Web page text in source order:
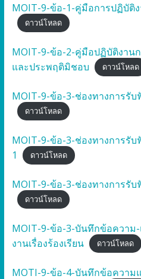
MOIT-9-ข้อ-1-คู่มือการปฏิบัติง
ดาวน์โหลด
MOIT-9-ข้อ-2-คู่มือปฏิบัติงานก
และประพฤติมิชอบ
ดาวน์โหลด
MOIT-9-ข้อ-3-ช่องทางการรั
ดาวน์โหลด
MOIT-9-ข้อ-3-ช่องทางการรั
1
ดาวน์โหลด
MOIT-9-ข้อ-3-ช่องทางการรั
ดาวน์โหลด
MOIT-9-ข้อ-3-บันทึกข้อความ-
งานเรื่องร้องเรียน
ดาวน์โหลด
MOTI-9-ข้อ-4-บันทึกข้อความ